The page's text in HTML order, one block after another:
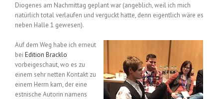
Diogenes am Nachmittag geplant war (angeblich, weil ich mich
natürlich total verlaufen und verguckt hatte, denn eigentlich wäre es
neben Halle 1 gewesen).
Auf dem Weg habe ich erneut
bei Edition Bracklo
vorbeigeschaut, wo es zu
einem sehr netten Kontakt zu
einem Herrn kam, der eine
estnische Autorin namens